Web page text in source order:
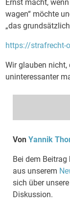
Ernst macht,
wagen“ möchte
„das
https://strafrecht-
Wir glauben
uninteressanter
Von Yannik
Bei dem
aus unserem
sich über
Diskussion.